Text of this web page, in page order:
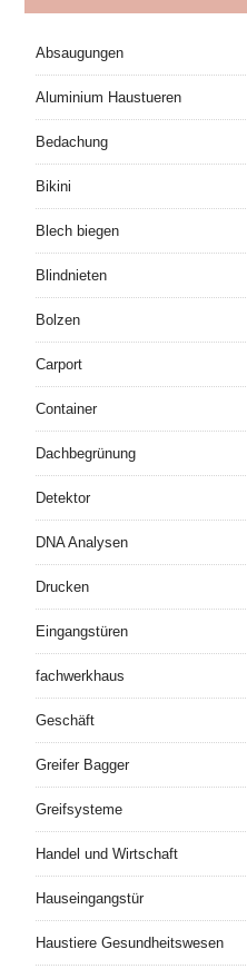
Absaugungen
Aluminium Haustueren
Bedachung
Bikini
Blech biegen
Blindnieten
Bolzen
Carport
Container
Dachbegrünung
Detektor
DNA Analysen
Drucken
Eingangstüren
fachwerkhaus
Geschäft
Greifer Bagger
Greifsysteme
Handel und Wirtschaft
Hauseingangstür
Haustiere Gesundheitswesen